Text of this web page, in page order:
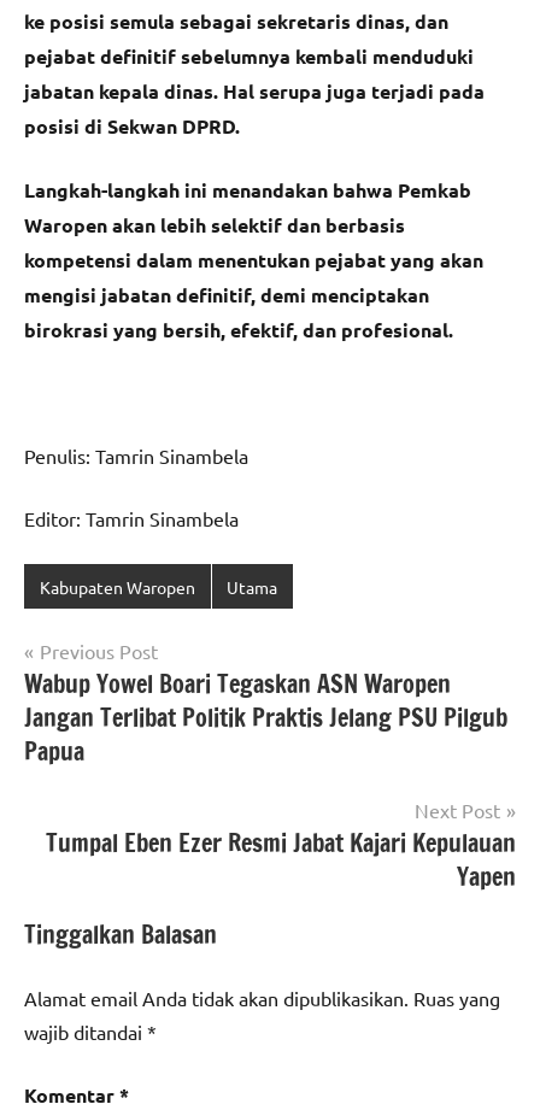
ke posisi semula sebagai sekretaris dinas, dan
pejabat definitif sebelumnya kembali menduduki
jabatan kepala dinas. Hal serupa juga terjadi pada
posisi di Sekwan DPRD.
Langkah-langkah ini menandakan bahwa Pemkab
Waropen akan lebih selektif dan berbasis
kompetensi dalam menentukan pejabat yang akan
mengisi jabatan definitif, demi menciptakan
birokrasi yang bersih, efektif, dan profesional.
Penulis: Tamrin Sinambela
Editor: Tamrin Sinambela
Kabupaten Waropen Utama
Navigasi
pos
Previous Post
Wabup Yowel Boari Tegaskan ASN Waropen
Jangan Terlibat Politik Praktis Jelang PSU Pilgub
Papua
Next Post
Tumpal Eben Ezer Resmi Jabat Kajari Kepulauan
Yapen
Tinggalkan Balasan
Alamat email Anda tidak akan dipublikasikan. Ruas yang
wajib ditandai *
Komentar*